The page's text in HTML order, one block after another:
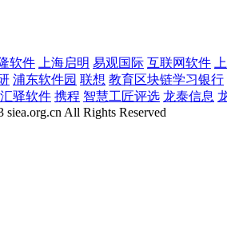
软件 上海启明 易观国际 互联网软件
浦东软件园 联想 教育区块链学习银行
汇驿软件 携程 智慧工匠评选 龙泰信息
All Rights Reserved